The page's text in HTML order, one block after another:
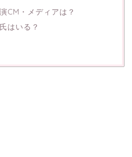
CM・メディアは？
はいる？